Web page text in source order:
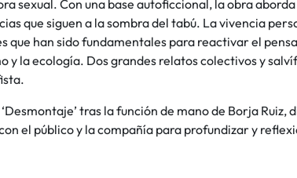
sexual. Con una base autoficcional, la obra
que siguen a la sombra del tabú. La vivencia
que han sido fundamentales para reactivar el
y la ecología. Dos grandes relatos colectivos y
tras la función de mano de Borja
el público y la compañía para profundizar y